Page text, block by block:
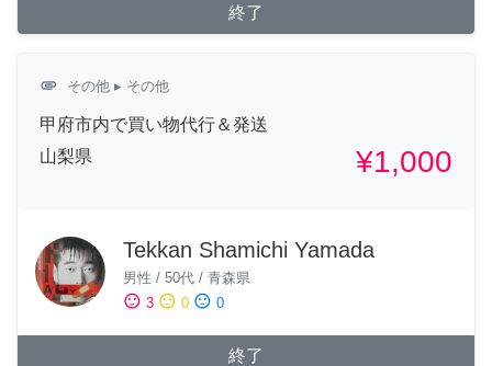
終了
attachment その他 ▸ その他
甲府市内で買い物代行＆発送
山梨県
¥1,000
Tekkan Shamichi Yamada
男性 / 50代 / 青森県
sentiment_satisfied 3 sentiment_neutral 0 sentiment_dissatisfied 0
終了